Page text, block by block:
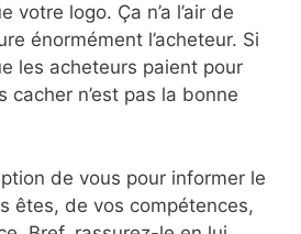
votre logo. Ça n’a l’air de
énormément l’acheteur. Si
les acheteurs paient pour
cacher n’est pas la bonne
de vous pour informer le
êtes, de vos compétences,